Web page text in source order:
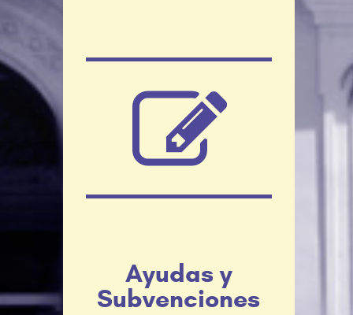
Ayudas y
Subvenciones